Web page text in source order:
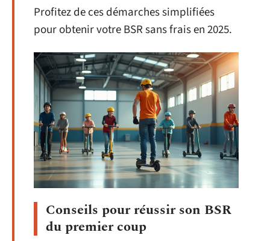
Profitez de ces démarches simplifiées
pour obtenir votre BSR sans frais en 2025.
Conseils pour réussir son BSR
du premier coup